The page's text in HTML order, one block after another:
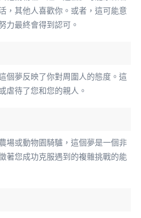
，其他人喜歡你。或者，這可能意
力最終會得到認可。
個夢反映了你對周圍人的態度。這
虐待了您和您的親人。
場或動物園騎驢，這個夢是一個非
著您成功克服遇到的複雜挑戰的能